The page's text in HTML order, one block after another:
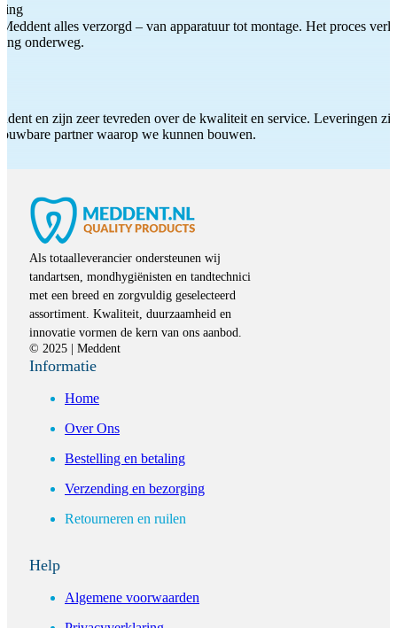
alles verzorgd – van apparatuur tot montage. Het proces
onderweg.
en zijn zeer tevreden over de kwaliteit en service. Leveringen
partner waarop we kunnen bouwen.
Als totaalleverancier ondersteunen wij
tandartsen, mondhygiënisten en tandtechnici
met een breed en zorgvuldig geselecteerd
assortiment. Kwaliteit, duurzaamheid en
innovatie vormen de kern van ons aanbod.
© 2025 | Meddent
Informatie
Home
Over Ons
Bestelling en betaling
Verzending en bezorging
Retourneren en ruilen
Help
Algemene voorwaarden